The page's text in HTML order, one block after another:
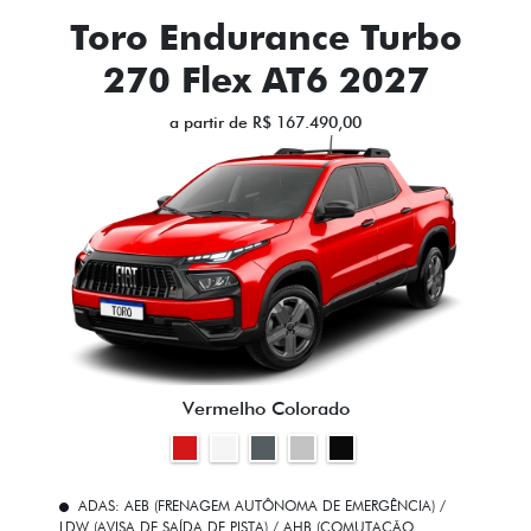
Toro Endurance Turbo
270 Flex AT6 2027
a partir de R$ 167.490,00
Vermelho Colorado
ADAS: AEB (FRENAGEM AUTÔNOMA DE EMERGÊNCIA) /
LDW (AVISA DE SAÍDA DE PISTA) / AHB (COMUTAÇÃO